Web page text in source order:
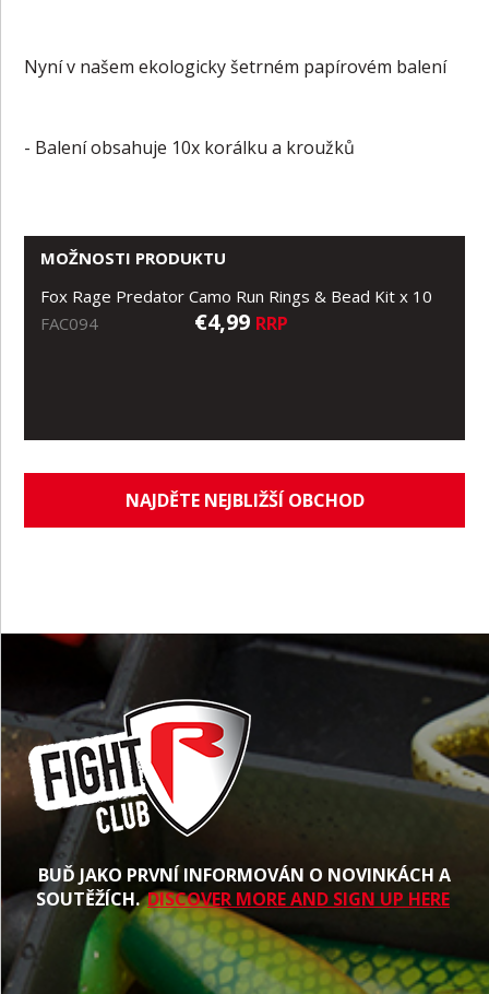
Nyní v našem ekologicky šetrném papírovém balení
- Balení obsahuje 10x korálku a kroužků
MOŽNOSTI PRODUKTU
Fox Rage Predator Camo Run Rings & Bead Kit x 10
FAC094
€4,99 RRP
NAJDĚTE NEJBLIŽŠÍ OBCHOD
BUĎ JAKO PRVNÍ INFORMOVÁN O NOVINKÁCH A
SOUTĚŽÍCH.DISCOVER MORE AND SIGN UP HERE